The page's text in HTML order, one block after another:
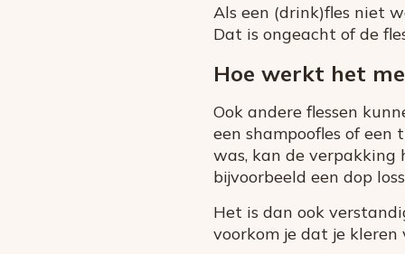
Als een (drink)fles niet
Dat is ongeacht of de
Hoe werkt het
Ook andere flessen
een shampoofles of
was, kan de verpakking
bijvoorbeeld een dop
Het is dan ook
voorkom je dat je kleren